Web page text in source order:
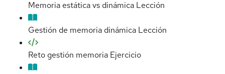
Memoria estática vs dinámica Lección
Gestión de memoria dinámica Lección
Reto gestión memoria Ejercicio